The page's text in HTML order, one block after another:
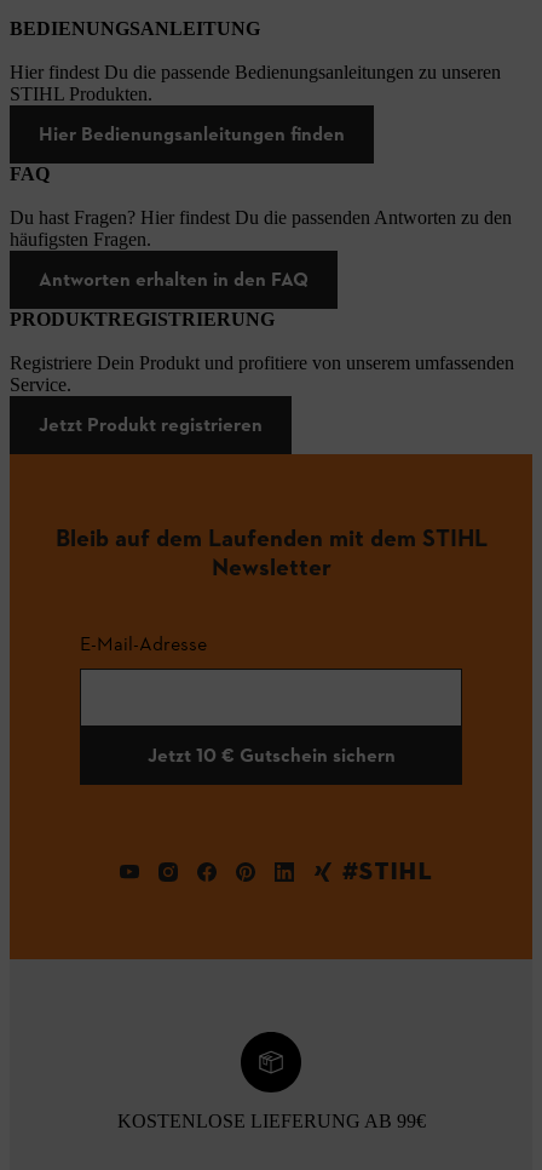
BEDIENUNGSANLEITUNG
Hier findest Du die passende Bedienungsanleitungen zu unseren
STIHL Produkten.
Hier Bedienungsanleitungen finden
FAQ
Du hast Fragen? Hier findest Du die passenden Antworten zu den
häufigsten Fragen.
Antworten erhalten in den FAQ
PRODUKTREGISTRIERUNG
Registriere Dein Produkt und profitiere von unserem umfassenden
Service.
Jetzt Produkt registrieren
Bleib auf dem Laufenden mit dem STIHL
Newsletter
E-Mail-Adresse
Jetzt 10 € Gutschein sichern
#STIHL
KOSTENLOSE LIEFERUNG AB 99€